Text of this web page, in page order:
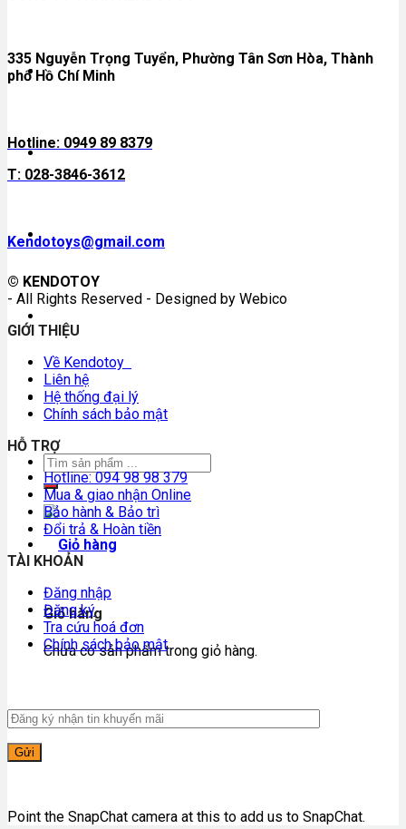
Nội thất cho be
Nhà bếp của mẹ
Mô hình xe, tàu, máy bay
Đồ chơi gỗ ngoại nhập
Giỏ hàng
Chưa có sản phẩm trong giỏ hàng.
335 Nguyễn Trọng Tuyển, Phường Tân Sơn Hòa, Thành
phố Hồ Chí Minh
Hotline: 0949 89 8379
T: 028-3846-3612
Kendotoys@gmail.com
© KENDOTOY
- All Rights Reserved - Designed by Webico
GIỚI THIỆU
Về Kendotoy
Liên hệ
Hệ thống đại lý
Chính sách bảo mật
HỖ TRỢ
Hotline: 094 98 98 379
Mua & giao nhận Online
Bảo hành & Bảo trì
Đổi trả & Hoàn tiền
TÀI KHOẢN
Đăng nhập
Đăng ký
Tra cứu hoá đơn
Chính sách bảo mật
Point the SnapChat camera at this to add us to SnapChat.